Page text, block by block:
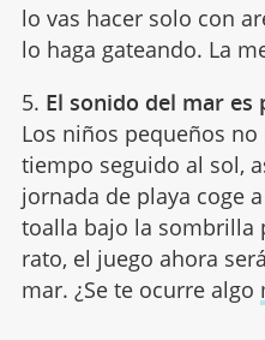
lo vas hacer solo con
lo haga gateando. La
5. El sonido del mar
Los niños pequeños
tiempo seguido al sol,
jornada de playa coge
toalla bajo la sombrilla
rato, el juego ahora
mar. ¿Se te ocurre algo